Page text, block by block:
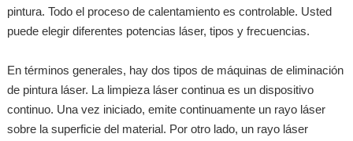
pintura. Todo el proceso de calentamiento es controlable. Usted
puede elegir diferentes potencias láser, tipos y frecuencias.
En términos generales, hay dos tipos de máquinas de eliminación
de pintura láser. La limpieza láser continua es un dispositivo
continuo. Una vez iniciado, emite continuamente un rayo láser
sobre la superficie del material. Por otro lado, un rayo láser